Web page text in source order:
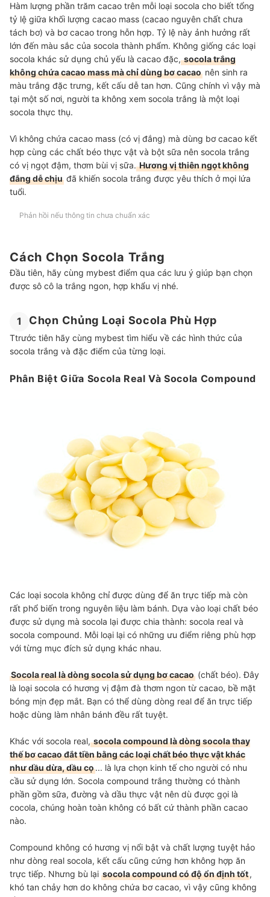
Hàm lượng phần trăm cacao trên mỗi loại socola cho biết tổng
tỷ lệ giữa khối lượng cacao mass (cacao nguyên chất chưa
tách bơ) và bơ cacao trong hỗn hợp. Tỷ lệ này ảnh hưởng rất
lớn đến màu sắc của socola thành phẩm. Không giống các loại
socola khác sử dụng chủ yếu là cacao đặc,socola trắng
không chứa cacao mass mà chỉ dùng bơ cacao nên sinh ra
màu trắng đặc trưng, kết cấu dễ tan hơn. Cũng chính vì vậy mà
tại một số nơi, người ta không xem socola trắng là một loại
socola thực thụ.
Vì không chứa cacao mass (có vị đắng) mà dùng bơ cacao kết
hợp cùng các chất béo thực vật và bột sữa nên socola trắng
có vị ngọt đậm, thơm bùi vị sữa.Hương vị thiên ngọt không
đắng dễ chịu đã khiến socola trắng được yêu thích ở mọi lứa
tuổi.
Phản hồi nếu thông tin chưa chuẩn xác
Cách Chọn Socola Trắng
Đầu tiên, hãy cùng mybest điểm qua các lưu ý giúp bạn chọn
được sô cô la trắng ngon, hợp khẩu vị nhé.
1 Chọn Chủng Loại Socola Phù Hợp
Ttrước tiên hãy cùng mybest tìm hiểu về các hình thức của
socola trắng và đặc điểm của từng loại.
Phân Biệt Giữa Socola Real Và Socola Compound
Các loại socola không chỉ được dùng để ăn trực tiếp mà còn
rất phổ biến trong nguyên liệu làm bánh. Dựa vào loại chất béo
được sử dụng mà socola lại được chia thành: socola real và
socola compound. Mỗi loại lại có những ưu điểm riêng phù hợp
với từng mục đích sử dụng khác nhau.
Socola real là dòng socola sử dụng bơ cacao (chất béo). Đây
là loại socola có hương vị đậm đà thơm ngon từ cacao, bề mặt
bóng mịn đẹp mắt. Bạn có thể dùng dòng real để ăn trực tiếp
hoặc dùng làm nhân bánh đều rất tuyệt.
Khác với socola real,socola compound là dòng socola thay
thế bơ cacao đắt tiền bằng các loại chất béo thực vật khác
như dầu dừa, dầu cọ... là lựa chọn kinh tế cho người có nhu
cầu sử dụng lớn. Socola compound trắng thường có thành
phần gồm sữa, đường và dầu thực vật nên dù được gọi là
cocola, chúng hoàn toàn không có bất cứ thành phần cacao
nào.
Compound không có hương vị nổi bật và chất lượng tuyệt hảo
như dòng real socola, kết cấu cũng cứng hơn không hợp ăn
trực tiếp. Nhưng bù lại socola compound có độ ổn định tốt,
khó tan chảy hơn do không chứa bơ cacao, vì vậy cũng không